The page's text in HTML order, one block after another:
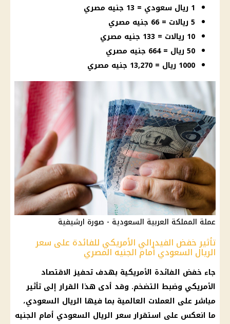
1 ريال سعودي = 13 جنيه مصري
5 ريالات = 66 جنيه مصري
10 ريالات = 133 جنيه مصري
50 ريال = 664 جنيه مصري
1000 ريال = 13,270 جنيه مصري
عملة المملكة العربية السعودية - صورة ارشيفية
تأثير خفض الفيدرالي الأمريكي للفائدة على سعر
الريال السعودي أمام الجنيه المصري
جاء خفض الفائدة الأمريكية بهدف تحفيزالاقتصاد
الأمريكي وضبط التضخم. وقد أدى هذا القرارإلى تأثير
مباشر على العملات العالمية بما فيها الريال السعودي،
ما انعكس على استقرارسعر الريال السعودي أمام الجنيه